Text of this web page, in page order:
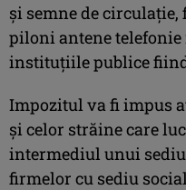
şi semne de
piloni antene
instituţiile publice
Impozitul va fi impus
şi celor străine care
intermediul unui
firmelor cu sediu